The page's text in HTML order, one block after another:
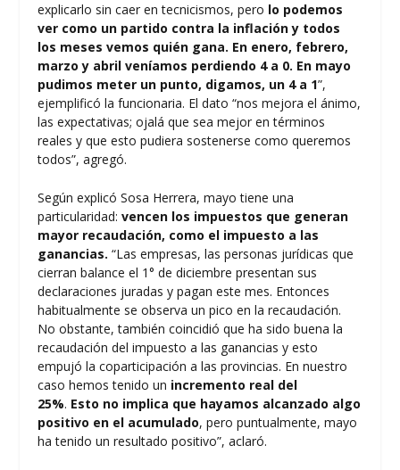
explicarlo sin caer en tecnicismos, pero lo podemos
ver como un partido contra la inflación y todos
los meses vemos quién gana. En enero, febrero,
marzo y abril veníamos perdiendo 4 a 0. En mayo
pudimos meter un punto, digamos, un 4 a 1”,
ejemplificó la funcionaria. El dato “nos mejora el ánimo,
las expectativas; ojalá que sea mejor en términos
reales y que esto pudiera sostenerse como queremos
todos”, agregó.
Según explicó Sosa Herrera, mayo tiene una
particularidad:vencen los impuestos que generan
mayor recaudación, como el impuesto a las
ganancias. “Las empresas, las personas jurídicas que
cierran balance el 1° de diciembre presentan sus
declaraciones juradas y pagan este mes. Entonces
habitualmente se observa un pico en la recaudación.
No obstante, también coincidió que ha sido buena la
recaudación del impuesto a las ganancias y esto
empujó la coparticipación a las provincias. En nuestro
caso hemos tenido un incremento real del
25%. Esto no implica que hayamos alcanzado algo
positivo en el acumulado, pero puntualmente, mayo
ha tenido un resultado positivo”, aclaró.